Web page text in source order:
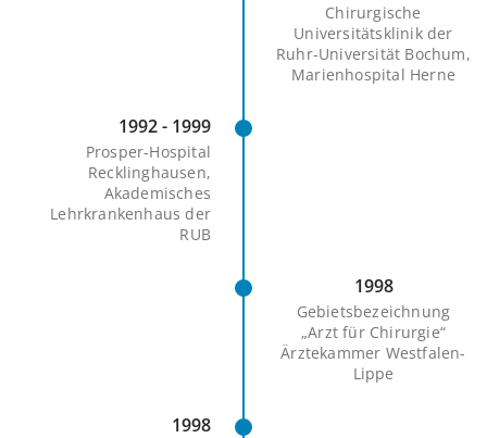
Chirurgische
Universitätsklinik der
Ruhr-Universität Bochum,
Marienhospital Herne
1992 - 1999
Prosper-Hospital
Recklinghausen,
Akademisches
Lehrkrankenhaus der
RUB
1998
Gebietsbezeichnung
„Arzt für Chirurgie“
Ärztekammer Westfalen-
Lippe
1998